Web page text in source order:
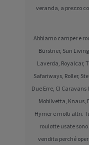
veranda, a prezzo
Abbiamo camper e
Bürstner, Sun
Laverda, Royalcar,
Safariways, Roller,
Due Erre, CI
Mobilvetta, Knaus,
Hymer e molti altri.
roulotte usate
vendita perché